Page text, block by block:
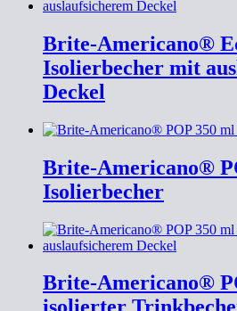
Brite-Americano®
Isolierbecher mit
Deckel
Brite-Americano®
Isolierbecher
Brite-Americano®